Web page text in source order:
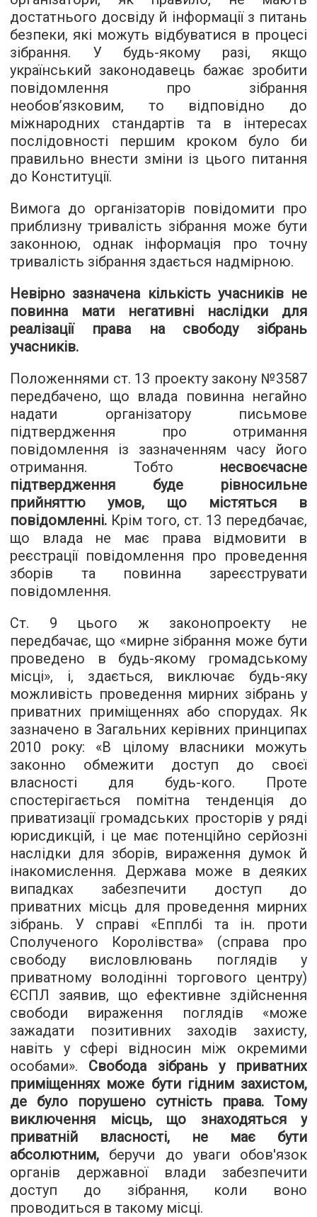
достатнього досвіду й інформації з питань
безпеки, які можуть відбуватися в процесі
зібрання. У будь-якому разі, якщо
український законодавець бажає зробити
повідомлення про зібрання
необов’язковим, то відповідно до
міжнародних стандартів та в інтересах
послідовності першим кроком було би
правильно внести зміни із цього питання
до Конституції.
Вимога до організаторів повідомити про
приблизну тривалість зібрання може бути
законною, однак інформація про точну
тривалість зібрання здається надмірною.
Невірно зазначена кількість учасників не
повинна мати негативні наслідки для
реалізації права на свободу зібрань
учасників.
Положеннями ст. 13 проекту закону №3587
передбачено, що влада повинна негайно
надати організатору письмове
підтвердження про отримання
повідомлення із зазначенням часу його
отримання. Тобто несвоєчасне
підтвердження буде рівносильне
прийняттю умов, що містяться в
повідомленні. Крім того, ст. 13 передбачає,
що влада не має права відмовити в
реєстрації повідомлення про проведення
зборів та повинна зареєструвати
повідомлення.
Ст. 9 цього ж законопроекту не
передбачає, що «мирне зібрання може бути
проведено в будь-якому громадському
місці», і, здається, виключає будь-яку
можливість проведення мирних зібрань у
приватних приміщеннях або спорудах. Як
зазначено в Загальних керівних принципах
2010 року: «В цілому власники можуть
законно обмежити доступ до своєї
власності для будь-кого. Проте
спостерігається помітна тенденція до
приватизації громадських просторів у ряді
юрисдикцій, і це має потенційно серйозні
наслідки для зборів, вираження думок й
інакомислення. Держава може в деяких
випадках забезпечити доступ до
приватних місць для проведення мирних
зібрань. У справі «Епплбі та ін. проти
Сполученого Королівства» (справа про
свободу висловлювань поглядів у
приватному володінні торгового центру)
ЄСПЛ заявив, що ефективне здійснення
свободи вираження поглядів «може
зажадати позитивних заходів захисту,
навіть у сфері відносин між окремими
особами». Свобода зібрань у приватних
приміщеннях може бути гідним захистом,
де було порушено сутність права. Тому
виключення місць, що знаходяться у
приватній власності, не має бути
абсолютним, беручи до уваги обов'язок
органів державної влади забезпечити
доступ до зібрання, коли воно
проводиться в такому місці.